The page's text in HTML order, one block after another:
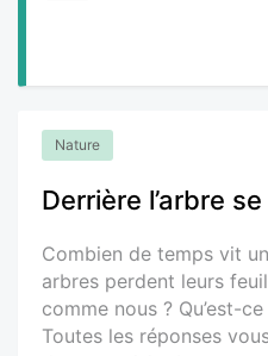
Nature
Derrière l’arbre
Combien de temps vit
arbres perdent leurs
comme nous ? Qu’est-
Toutes les réponses